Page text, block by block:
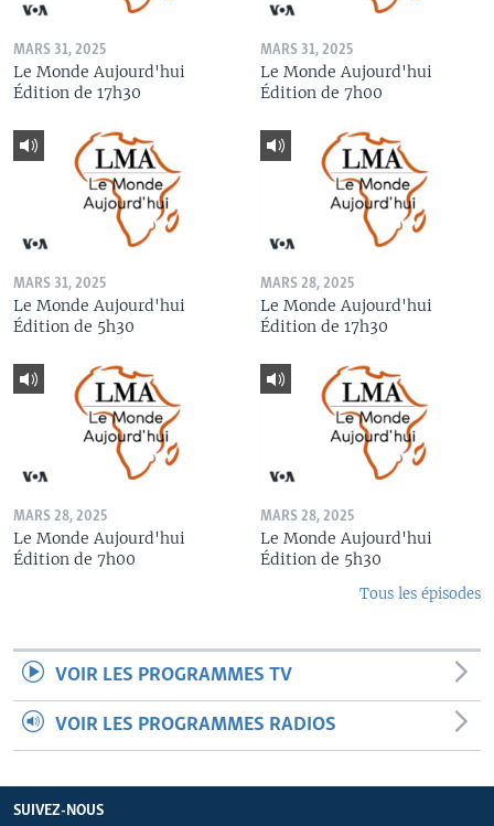
MARS 31, 2025
Le Monde Aujourd'hui
Édition de 17h30
MARS 31, 2025
Le Monde Aujourd'hui
Édition de 7h00
MARS 31, 2025
Le Monde Aujourd'hui
Édition de 5h30
MARS 28, 2025
Le Monde Aujourd'hui
Édition de 17h30
MARS 28, 2025
Le Monde Aujourd'hui
Édition de 7h00
MARS 28, 2025
Le Monde Aujourd'hui
Édition de 5h30
Tous les épisodes
VOIR LES PROGRAMMES TV
VOIR LES PROGRAMMES RADIOS
SUIVEZ-NOUS